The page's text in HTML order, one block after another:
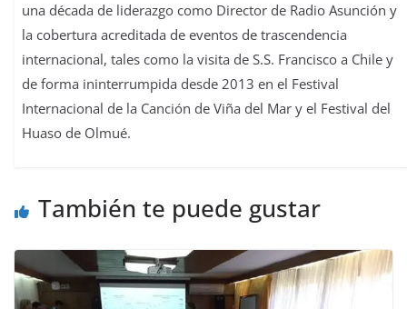
una década de liderazgo como Director de Radio Asunción y
la cobertura acreditada de eventos de trascendencia
internacional, tales como la visita de S.S. Francisco a Chile y
de forma ininterrumpida desde 2013 en el Festival
Internacional de la Canción de Viña del Mar y el Festival del
Huaso de Olmué.
También te puede gustar